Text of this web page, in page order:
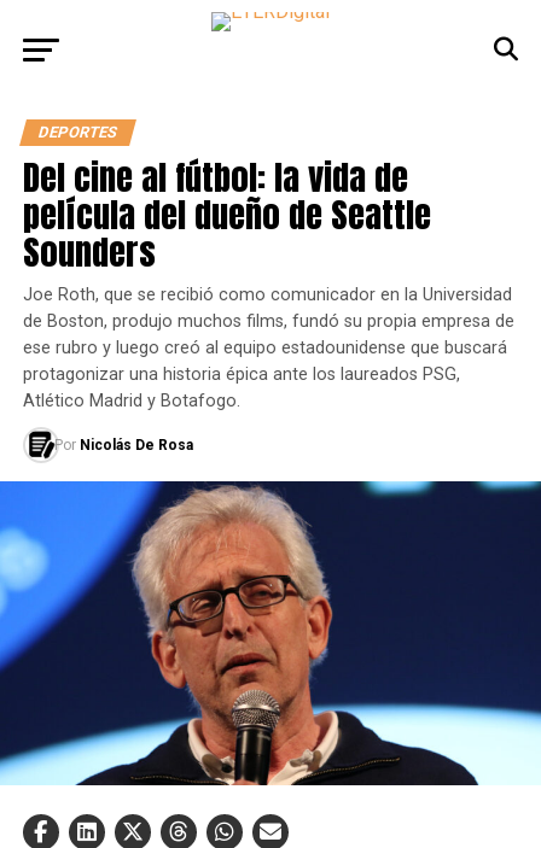
DEPORTES
Del cine al fútbol: la vida de
película del dueño de Seattle
Sounders
Joe Roth, que se recibió como comunicador en la Universidad
de Boston, produjo muchos films, fundó su propia empresa de
ese rubro y luego creó al equipo estadounidense que buscará
protagonizar una historia épica ante los laureados PSG,
Atlético Madrid y Botafogo.
Por Nicolás De Rosa